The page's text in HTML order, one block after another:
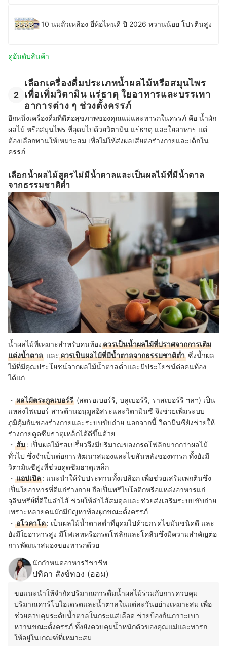
10 นมถั่วเหลือง ยี่ห้อไหนดี ปี 2026 หวานน้อย โปรตีนสูง
ดูอันดับสินค้า
2
เลือกเครื่องดื่มประเภทน้ำผลไม้หรือสมุนไพร
เพื่อเพิ่มวิตามิน แร่ธาตุ ใยอาหารและบรรเทา
อาการต่าง ๆ ช่วงตั้งครรภ์
อีกหนึ่งเครื่องดื่มที่ดีต่อสุขภาพของคุณแม่และทารกในครรภ์ คือ น้ำผัก
ผลไม้ หรือสมุนไพร ที่อุดมไปด้วยวิตามิน แร่ธาตุ และใยอาหาร แต่
ต้องเลือกทานให้เหมาะสม เพื่อไม่ให้ส่งผลเสียต่อร่างกายและเด็กใน
ครรภ์
เลือกน้ำผลไม้สูตรไม่มีน้ำตาลและเป็นผลไม้ที่มีน้ำตาล
จากธรรมชาติต่ำ
น้ำผลไม้ที่เหมาะสำหรับคนท้องควรเป็นน้ำผลไม้ที่ปราศจากการเติม
แต่งน้ำตาล และควรเป็นผลไม้ที่มีน้ำตาลจากธรรมชาติต่ำ ซึ่งน้ำผล
ไม้ที่มีคุณประโยชน์จากผลไม้น้ำตาลต่ำและมีประโยชน์ต่อคนท้อง
ได้แก่
・ ผลไม้ตระกูลเบอร์รี (สตรอเบอร์รี, บลูเบอร์รี, ราสเบอร์รี ฯลฯ) เป็น
แหล่งไฟเบอร์ สารต้านอนุมูลอิสระและวิตามินซี จึงช่วยเพิ่มระบบ
ภูมิคุ้มกันของร่างกายและระบบขับถ่าย นอกจากนี้ วิตามินซียังช่วยให้
ร่างกายดูดซึมธาตุเหล็กได้ดีขึ้นด้วย
・ ส้ม: เป็นผลไม้รสเปรี้ยวจึงมีปริมาณของกรดโฟลิกมากกว่าผลไม้
ทั่วไป ซึ่งจำเป็นต่อการพัฒนาสมองและไขสันหลังของทารก ทั้งยังมี
วิตามินซีสูงที่ช่วยดูดซึมธาตุเหล็ก
・ แอปเปิล: แนะนำให้รับประทานทั้งเปลือก เพื่อช่วยเสริมเพกตินซึ่ง
เป็นใยอาหารที่ดีแก่ร่างกาย ถือเป็นพรีไบโอติกหรือแหล่งอาหารแก่
จุลินทรีย์ที่ดีในลำไส้ ช่วยให้ลำไส้สมดุลและช่วยส่งเสริมระบบขับถ่าย
เพราะหลายคนมักมีปัญหาท้องผูกขณะตั้งครรภ์
・ อโวคาโด: เป็นผลไม้น้ำตาลต่ำที่อุดมไปด้วยกรดไขมันชนิดดี และ
ยังมีใยอาหารสูง มีโฟเลทหรือกรดโฟลิกและโคลีนซึ่งมีความสำคัญต่อ
การพัฒนาสมองของทารกด้วย
นักกำหนดอาหารวิชาชีพ
ปทิดา สังข์ทอง (ออม)
ขอแนะนำให้จำกัดปริมาณการดื่มน้ำผลไม้ร่วมกับการควบคุม
ปริมาณคาร์โบไฮเดรตและน้ำตาลในแต่ละวันอย่างเหมาะสม เพื่อ
ช่วยควบคุมระดับน้ำตาลในกระแสเลือด ช่วยป้องกันภาวะเบา
หวานขณะตั้งครรภ์ ทั้งยังควบคุมน้ำหนักตัวของคุณแม่และทารก
ให้อยู่ในเกณฑ์ที่เหมาะสม